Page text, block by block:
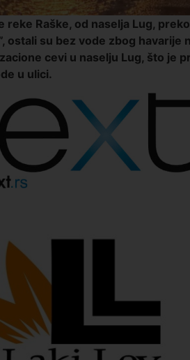
reke Raške, od naselja Lug,
, ostali su bez vode zbog havarije
cevi u naselju Lug, što je
u ulici.